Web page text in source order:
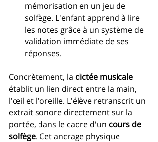
mémorisation en un jeu de
solfège. L'enfant apprend à lire
les notes grâce à un système de
validation immédiate de ses
réponses.
Concrètement, la dictée musicale
établit un lien direct entre la main,
l'œil et l'oreille. L'élève retranscrit un
extrait sonore directement sur la
portée, dans le cadre d'un cours de
solfège. Cet ancrage physique